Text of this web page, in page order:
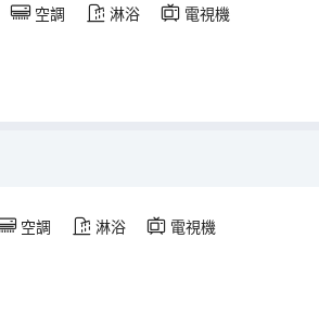
空調 淋浴 電視機
空調 淋浴 電視機